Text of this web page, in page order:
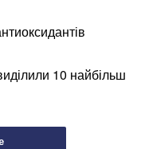
10 найбільш